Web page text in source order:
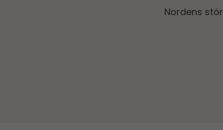
Nordens